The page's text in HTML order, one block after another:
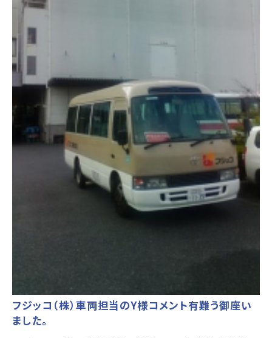
フジッコ（株）車両担当のY様コメント有難う御座い
ました。